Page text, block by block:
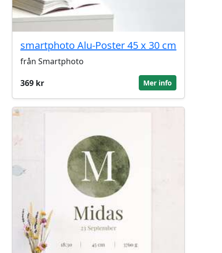
smartphoto Alu-Poster 45 x 30 cm
från Smartphoto
369 kr
Mer info